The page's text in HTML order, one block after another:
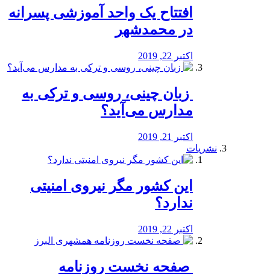
افتتاح یک واحد آموزشی پسرانه
در محمدشهر
اکتبر 22, 2019
️ زبان چینی، روسی و ترکی به
مدارس می‌آید؟
اکتبر 21, 2019
نشریات
این کشور مگر نیروی امنیتی
ندارد؟
اکتبر 22, 2019
️ صفحه نخست روزنامه‌